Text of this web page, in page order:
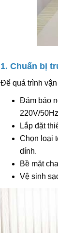
1. Chuẩn bị
Để quá trình
Đảm bảo
220V/
Lắp đặt
Chọn loại
dính.
Bề mặt
Vệ sinh
23/
19/
Có